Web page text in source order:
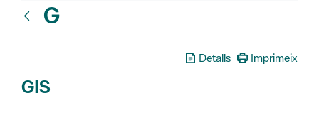
G
Detalls Imprimeix
GIS